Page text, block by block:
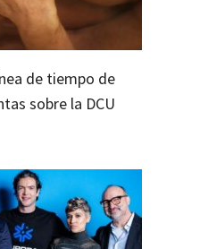
de tiempo de
sobre la DCU